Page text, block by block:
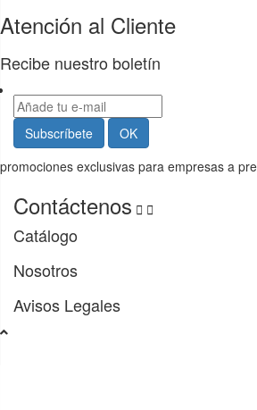
Atención al Cliente
Recibe nuestro boletín
promociones exclusivas para empresas a
Contáctenos  
Catálogo
Nosotros
Avisos Legales